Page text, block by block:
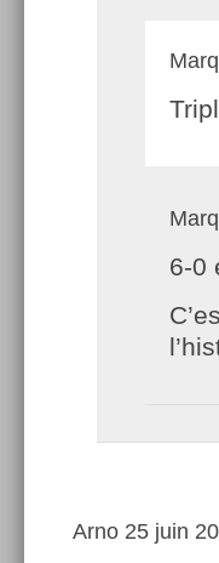
6-0
Arno 25 juin